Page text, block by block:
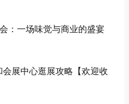
：一场味觉与商业的盛宴
展中心逛展攻略【欢迎收